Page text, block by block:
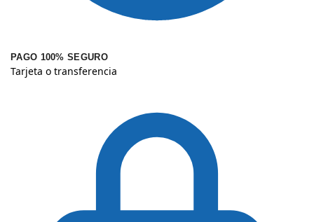
PAGO 100% SEGURO
Tarjeta o transferencia